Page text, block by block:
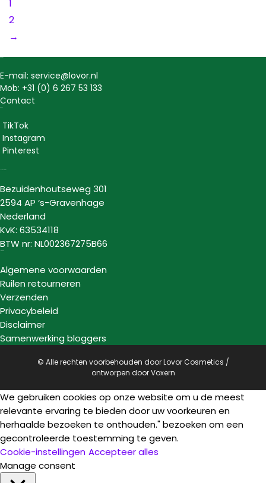
1
2
→
E-mail: service@lovor.nl
Mob: +31 (0) 6 267 53 133
Contact
TikTok
Instagram
Pinterest
Bezuidenhoutseweg 301
2594 AP ‘s-Gravenhage
Nederland
KvK: 63534118
BTW nr: NL002367275B66
Algemene voorwaarden
Ruilen retourneren
Verzenden
Privacybeleid
Disclaimer
Samenwerking bloggers
© Alle rechten voorbehouden door Lovor Cosmetics /
ontworpen doorVoxern
We gebruiken cookies op onze website om u de meest
relevante ervaring te bieden door uw voorkeuren en
herhaalde bezoeken te onthouden." bezoeken om een
gecontroleerde toestemming te geven.
Cookie-instellingen Accepteer alles
Manage consent